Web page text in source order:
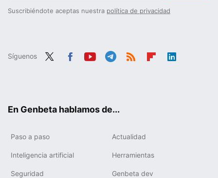
Suscribiéndote aceptas nuestra política de privacidad
Síguenos
En Genbeta hablamos de...
Paso a paso Actualidad
Inteligencia artificial Herramientas
Seguridad Genbeta dev